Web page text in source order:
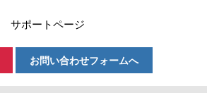
サポートページ
お問い合わせフォームへ